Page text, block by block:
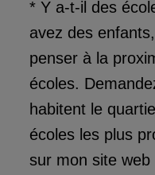
* Y a-t-il des
avez des
penser à la
écoles.
habitent le
écoles les plus
sur mon site